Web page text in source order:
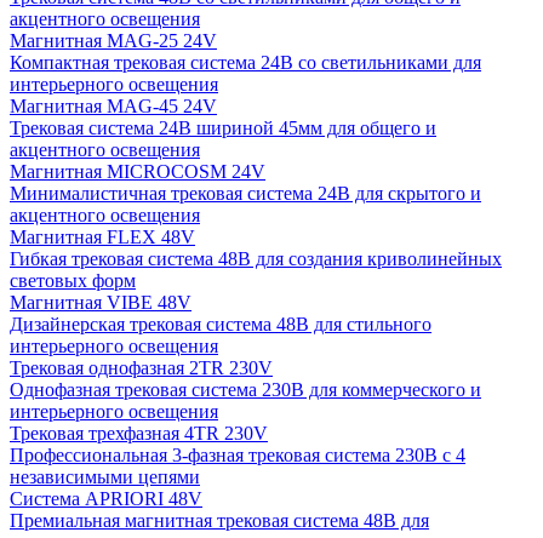
акцентного освещения
Магнитная MAG-25 24V
Компактная трековая система 24В со светильниками для
интерьерного освещения
Магнитная MAG-45 24V
Трековая система 24В шириной 45мм для общего и
акцентного освещения
Магнитная MICROCOSM 24V
Минималистичная трековая система 24В для скрытого и
акцентного освещения
Магнитная FLEX 48V
Гибкая трековая система 48В для создания криволинейных
световых форм
Магнитная VIBE 48V
Дизайнерская трековая система 48В для стильного
интерьерного освещения
Трековая однофазная 2TR 230V
Однофазная трековая система 230В для коммерческого и
интерьерного освещения
Трековая трехфазная 4TR 230V
Профессиональная 3-фазная трековая система 230В с 4
независимыми цепями
Система APRIORI 48V
Премиальная магнитная трековая система 48В для